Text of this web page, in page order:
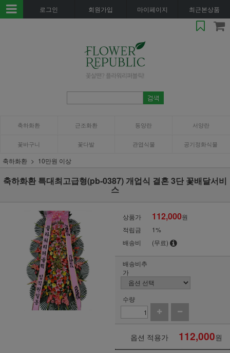
로그인 회원가입 마이페이지 최근본상품
축하화환 근조화환 동양란 서양란
꽃바구니 꽃다발 관엽식물 공기정화식물
축하화환 10만원 이상
축하화환 특대최고급형(pb-0387) 개업식 결혼 3단 꽃배달서비
스
상품가 112,000원
적립금
1%
배송비
(무료)
배송비추
가
수량
옵션 적용가 112,000원